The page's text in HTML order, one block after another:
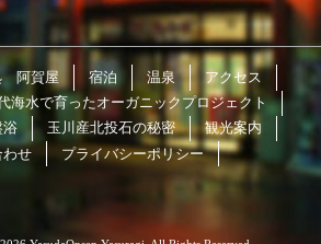
阿賀屋 宿泊 温泉
アクセス
海水で育ったオーガニックプロジェクト
浴 玉川産北投石の秘密
観光案内
わせ
プライバシーポリシー